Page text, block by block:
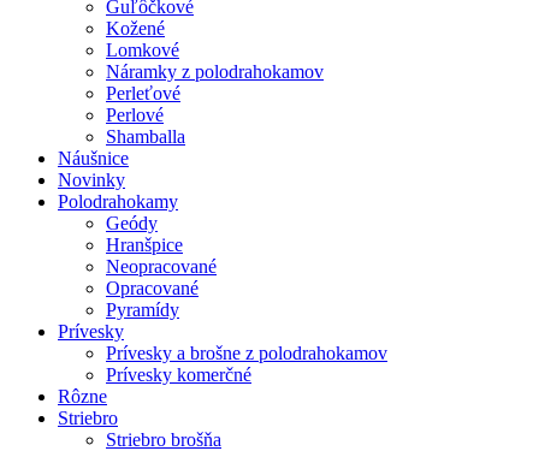
Guľôčkové
Kožené
Lomkové
Náramky z polodrahokamov
Perleťové
Perlové
Shamballa
Náušnice
Novinky
Polodrahokamy
Geódy
Hranšpice
Neopracované
Opracované
Pyramídy
Prívesky
Prívesky a brošne z polodrahokamov
Prívesky komerčné
Rôzne
Striebro
Striebro brošňa